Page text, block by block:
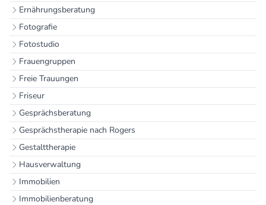
Ernährungsberatung
Fotografie
Fotostudio
Frauengruppen
Freie Trauungen
Friseur
Gesprächsberatung
Gesprächstherapie nach Rogers
Gestalttherapie
Hausverwaltung
Immobilien
Immobilienberatung